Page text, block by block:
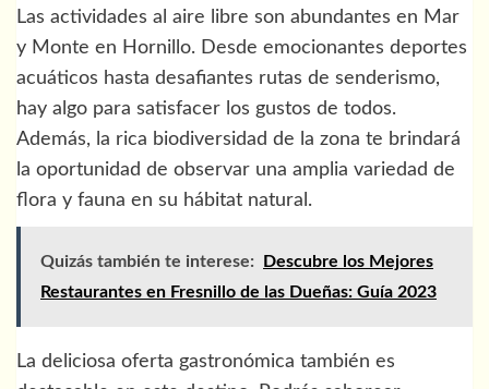
Las actividades al aire libre son abundantes en Mar
y Monte en Hornillo. Desde emocionantes deportes
acuáticos hasta desafiantes rutas de senderismo,
hay algo para satisfacer los gustos de todos.
Además, la rica biodiversidad de la zona te brindará
la oportunidad de observar una amplia variedad de
flora y fauna en su hábitat natural.
Quizás también te interese:
Descubre los Mejores
Restaurantes en Fresnillo de las Dueñas: Guía 2023
La deliciosa oferta gastronómica también es